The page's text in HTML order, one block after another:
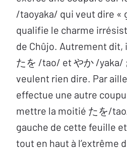
/taoyaka/ qui veut dire «
qualifie le charme
de Chûjo. Autrement dit,
たを /tao/ et やか /yaka/
veulent rien dire. Par
effectue une autre
mettre la moitié たを/
gauche de cette feuille
tout en haut à l’extrême